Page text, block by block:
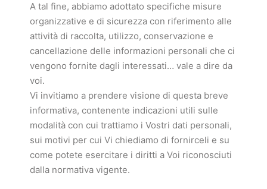
A tal fine, abbiamo adottato specifiche misure
organizzative e di sicurezza con riferimento alle
attività di raccolta, utilizzo, conservazione e
cancellazione delle informazioni personali che ci
vengono fornite dagli interessati… vale a dire da
voi.
Vi invitiamo a prendere visione di questa breve
informativa, contenente indicazioni utili sulle
modalità con cui trattiamo i Vostri dati personali,
sui motivi per cui Vi chiediamo di fornirceli e su
come potete esercitare i diritti a Voi riconosciuti
dalla normativa vigente.